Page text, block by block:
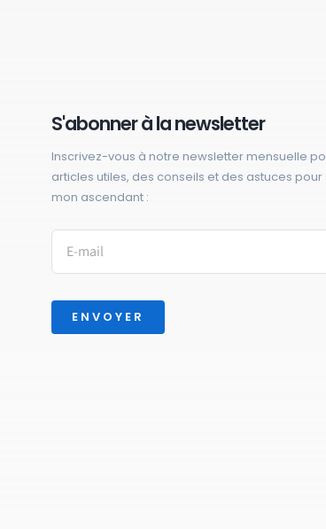
S'abonner à la newsletter
Inscrivez-vous à notre newsletter mensuelle
articles utiles, des conseils et des astuces
mon ascendant :
ENVOYER